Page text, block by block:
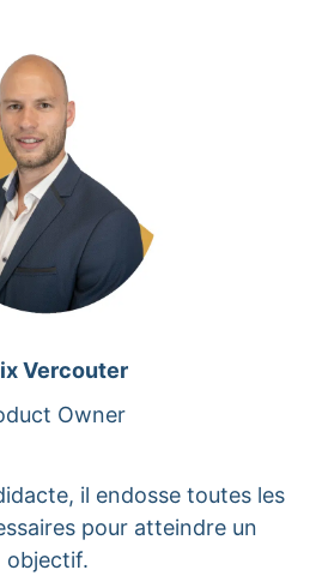
Vercouter
Owner
il endosse toutes les
pour atteindre un
objectif.